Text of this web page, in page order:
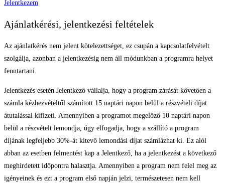
Jelentkezem
Ajánlatkérési, jelentkezési feltételek
Az ajánlatkérés nem jelent kötelezettséget, ez csupán a kapcsolatfelvételt
szolgálja, azonban a jelentkezésig nem áll módunkban a programra helyet
fenntartani.
Jelentkezés esetén Jelentkező vállalja, hogy a program zárását követően a
számla kézhezvételtől számított 15 naptári napon belül a részvételi díjat
átutalással kifizeti. Amennyiben a programot megelőző 10 naptári napon
belül a részvételt lemondja, úgy elfogadja, hogy a szállító a program
díjának legfeljebb 30%-át kitevő lemondási díjat számlázhat ki. Ez alól
abban az esetben felmentést kap a Jelentkező, ha a jelentkezést a következő
meghirdetett időpontra halasztja. Amennyiben a program nem felel meg az
igényeinek és ezt a program első napján jelzi, természetesen nem kell